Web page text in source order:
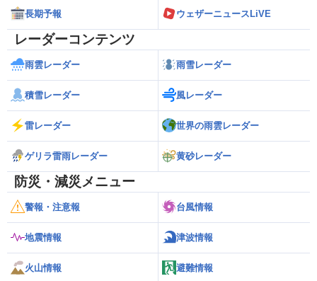
長期予報 ウェザーニュースLiVE
レーダーコンテンツ
雨雲レーダー 雨雪レーダー
積雪レーダー 風レーダー
雷レーダー 世界の雨雲レーダー
ゲリラ雷雨レーダー 黄砂レーダー
防災・減災メニュー
警報・注意報 台風情報
地震情報 津波情報
火山情報 避難情報